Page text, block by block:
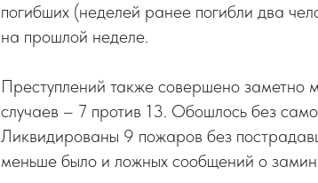
погибших (неделей ранее погибли два
на прошлой неделе.
Преступлений также совершено заметно
случаев – 7 против 13. Обошлось без
Ликвидированы 9 пожаров без
меньше было и ложных сообщений о